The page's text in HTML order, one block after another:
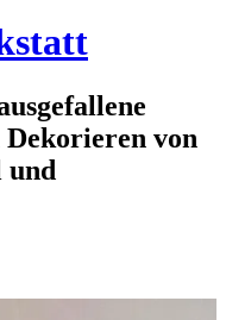
von
und